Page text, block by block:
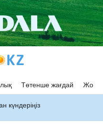
Төтенше жағдай Жол
күндеріңіз